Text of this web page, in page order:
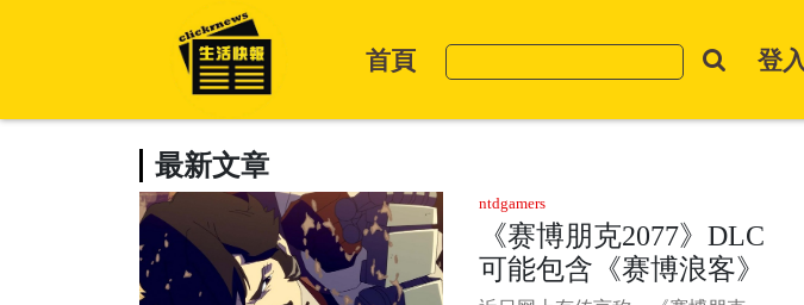
首頁 登入
最新文章
ntdgamers
《赛博朋克2077》DLC
可能包含《赛博浪客》